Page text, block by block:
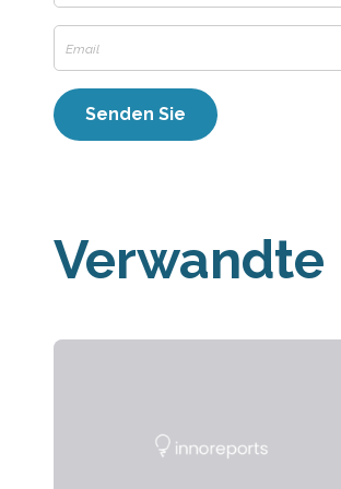
Verwandte